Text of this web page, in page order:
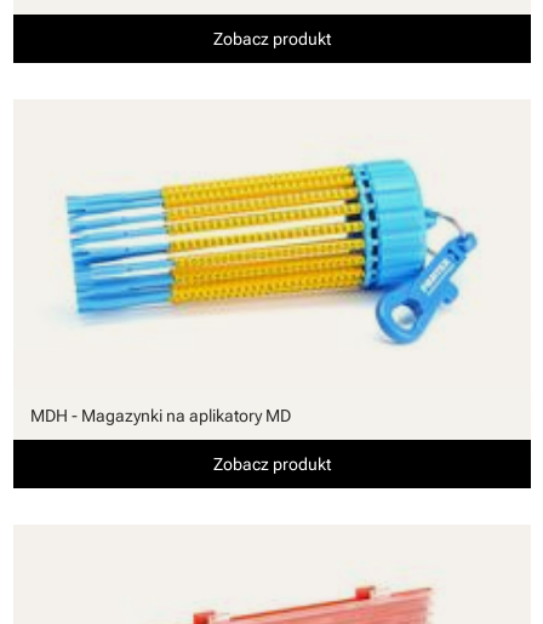
Zobacz produkt
MDH - Magazynki na aplikatory MD
Zobacz produkt